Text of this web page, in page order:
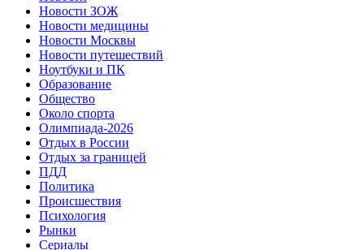
Новости ЗОЖ
Новости медицины
Новости Москвы
Новости путешествий
Ноутбуки и ПК
Образование
Общество
Около спорта
Олимпиада-2026
Отдых в России
Отдых за границей
ПДД
Политика
Происшествия
Психология
Рынки
Сериалы